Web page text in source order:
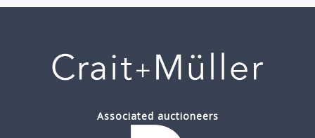
Associated auctioneers